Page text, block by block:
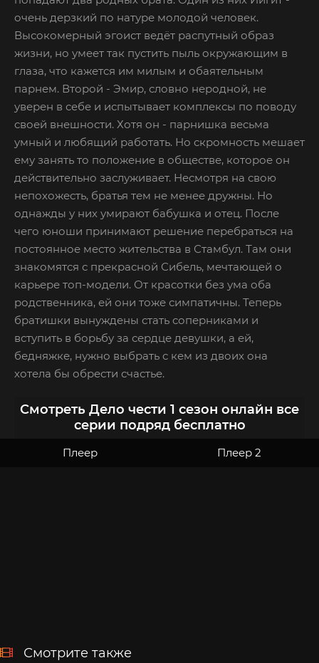
очень дерзкий по натуре молодой человек.
Высокомерный эгоист ведёт распутный образ
жизни, но умеет так пустить пыль окружающим в
глаза, что кажется им милым и обаятельным
парнем. Второй - Эмир, словно неродной, не
уверен в себе и испытывает комплексы по поводу
своей внешности. Хотя он - парнишка весьма
умный и любящий работать. Но скромность мешает
ему занять то положение в обществе, которое он
действительно заслуживает. Несмотря на свою
непохожесть, братья тем не менее дружны. Но
однажды у них умирают бабушка и отец. После
чего юноши принимают решение перебраться на
постоянное место жительства в Стамбул. Там они
знакомятся с прекрасной Сибель, мечтающей о
карьере топ-модели. От красотки без ума оба
родственника, ей они тоже симпатичны. Теперь
братишки вынуждены стать соперниками и
вступить в борьбу за сердце девушки, а ей,
бедняжке, нужно выбрать с кем из двоих она
хотела бы обрести счастье.
Смотреть Дело чести 1 сезон онлайн все
серии подряд бесплатно
Плеер Плеер 2
Смотрите также